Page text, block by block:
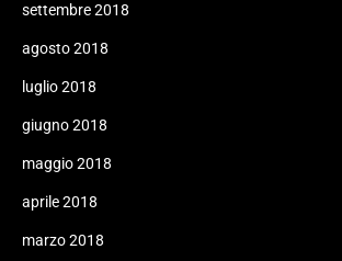
settembre 2018
agosto 2018
luglio 2018
giugno 2018
maggio 2018
aprile 2018
marzo 2018